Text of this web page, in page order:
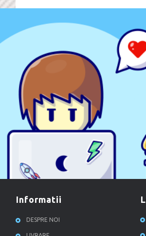
informatii
DESPRE NOI